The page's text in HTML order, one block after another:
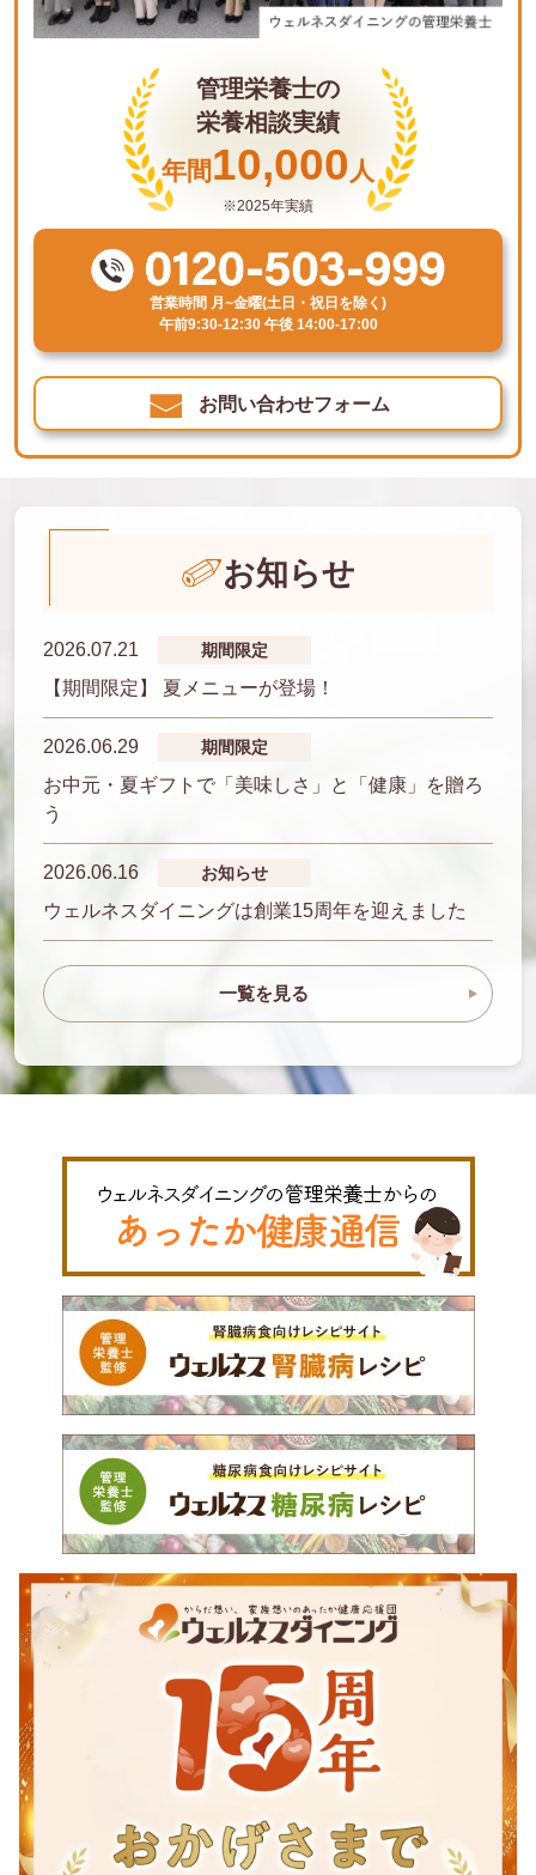
管理栄養士の
栄養相談実績
年間 10,000 人
※2025年実績
営業時間 月~金曜(土日・祝日を除く)
午前9:30-12:30 午後 14:00-17:00
お問い合わせフォーム
お知らせ
2026.07.21 期間限定
【期間限定】 夏メニューが登場！
2026.06.29 期間限定
お中元・夏ギフトで「美味しさ」と「健康」を贈ろ
う
2026.06.16 お知らせ
ウェルネスダイニングは創業15周年を迎えました
一覧を見る